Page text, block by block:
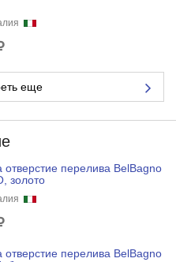
еще
отверстие перелива BelBagno
золото
отверстие перелива BelBagno